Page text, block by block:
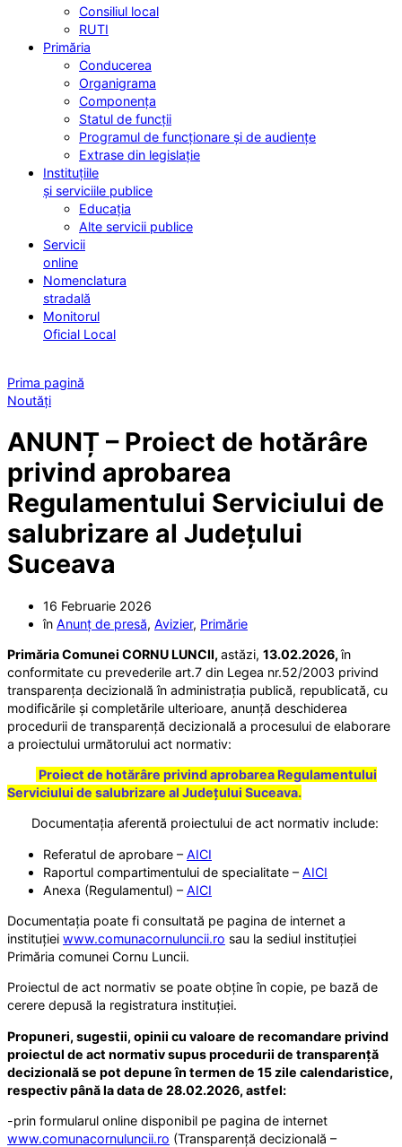
Consiliul local
RUTI
Primăria
Conducerea
Organigrama
Componența
Statul de funcții
Programul de funcționare și de audiențe
Extrase din legislație
Instituțiile
și serviciile publice
Educația
Alte servicii publice
Servicii
online
Nomenclatura
stradală
Monitorul
Oficial Local
Prima pagină
Noutăți
ANUNȚ – Proiect de hotărâre
privind aprobarea
Regulamentului Serviciului de
salubrizare al Județului
Suceava
16 Februarie 2026
în Anunț de presă, Avizier, Primărie
Primăria Comunei CORNU LUNCII, astăzi, 13.02.2026,în
conformitate cu prevederile art.7 din Legea nr.52/2003 privind
transparența decizională în administrația publică, republicată, cu
modificările și completările ulterioare, anunță deschiderea
procedurii de transparență decizională a procesului de elaborare
a proiectului următorului act normativ:
Proiect de hotărâre privindaprobarea Regulamentului
Serviciului de salubrizare al Județului Suceava.
Documentația aferentă proiectului de act normativ include:
Referatul de aprobare – AICI
Raportul compartimentului de specialitate – AICI
Anexa (Regulamentul) – AICI
Documentația poate fi consultată pe pagina de internet a
instituției www.comunacornuluncii.ro sau la sediul instituției
Primăria comunei Cornu Luncii.
Proiectul de act normativ se poate obține în copie, pe bază de
cerere depusă la registratura instituției.
Propuneri, sugestii, opinii cu valoare de recomandare privind
proiectul de act normativ supus procedurii de transparență
decizională se pot depune în termen de 15 zile calendaristice,
respectiv până la data de 28.02.2026, astfel:
-prin formularul online disponibil pe pagina de internet
www.comunacornuluncii.ro (Transparență decizională –